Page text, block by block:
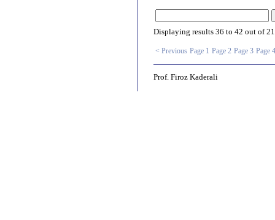
Displaying results 36 to 42 out of
< Previous Page 1 Page 2 Page 3 Page 4
Prof. Firoz Kaderali